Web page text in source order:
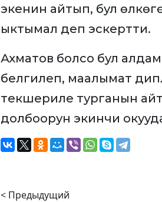
экенин айтып, бул
ыктымал деп эскертти.
Ахматов болсо бул
белгилеп, маалымат
текшериле турганын
долбоорун экинчи
< Предыдущий